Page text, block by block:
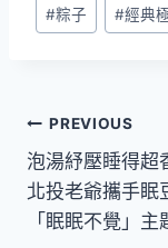
#粽子 #經典
文
章
導
PREVIOUS
泡湯紓壓睡得超
北投老爺攜手眠
「眠眠不覺」主